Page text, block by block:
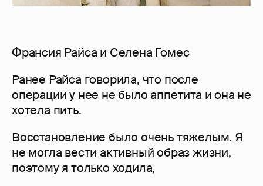
Франсия Райса и Селена Гомес
Ранее Райса говорила, что после
операции у нее не было аппетита и она не
хотела пить.
Восстановление было очень тяжелым. Я
не могла вести активный образ жизни,
поэтому я только ходила,